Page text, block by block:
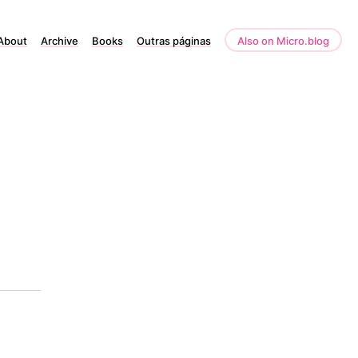
Archive Books Outras páginas Also on Micro.blog